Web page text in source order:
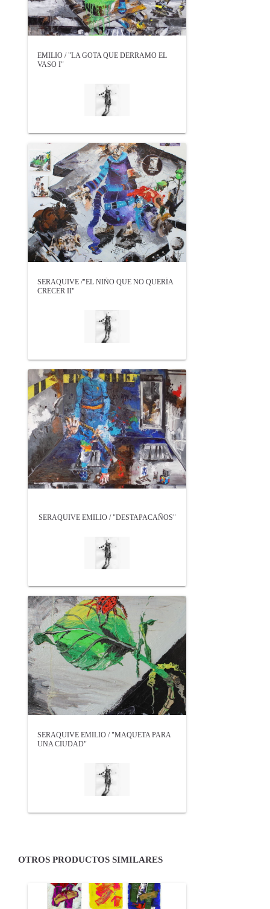
EMILIO / "LA GOTA QUE DERRAMO EL
VASO I"
SERAQUIVE /"EL NIÑO QUE NO QUERÍA
CRECER II"
SERAQUIVE EMILIO / "DESTAPACAÑOS"
SERAQUIVE EMILIO / "MAQUETA PARA
UNA CIUDAD"
OTROS PRODUCTOS SIMILARES